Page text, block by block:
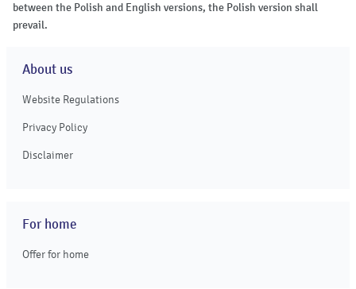
between the Polish and English versions, the Polish version shall
prevail.
About us
Website Regulations
Privacy Policy
Disclaimer
For home
Offer for home